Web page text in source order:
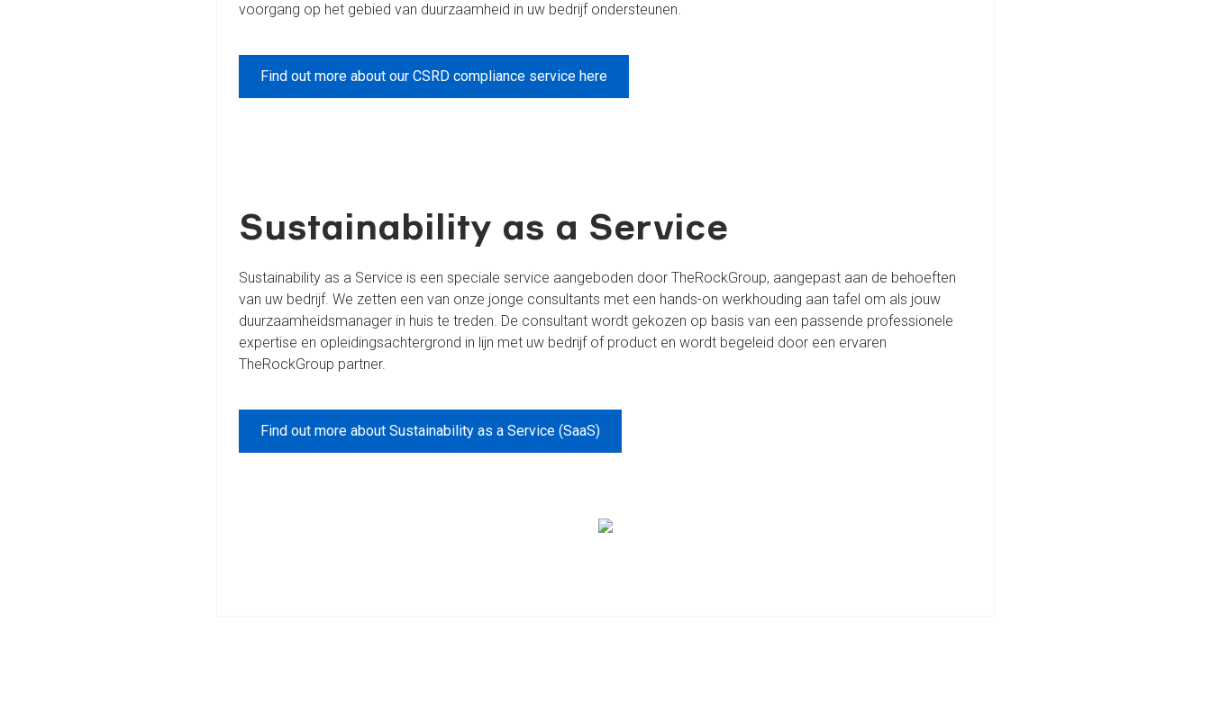
voorgang op het gebied van duurzaamheid in uw bedrijf ondersteunen.
Find out more about our CSRD compliance service here
Sustainability as a Service
Sustainability as a Service is een speciale service aangeboden door TheRockGroup, aangepast aan de behoeften
van uw bedrijf. We zetten een van onze jonge consultants met een hands-on werkhouding aan tafel om als jouw
duurzaamheidsmanager in huis te treden. De consultant wordt gekozen op basis van een passende professionele
expertise en opleidingsachtergrond in lijn met uw bedrijf of product en wordt begeleid door een ervaren
TheRockGroup partner.
Find out more about Sustainability as a Service (SaaS)